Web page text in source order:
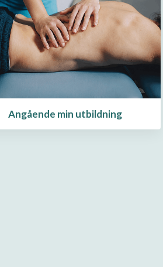
Angående min utbildning